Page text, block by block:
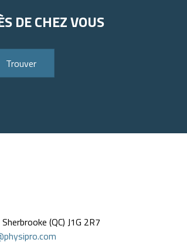
DE CHEZ VOUS
Trouver
(QC) J1G 2R7